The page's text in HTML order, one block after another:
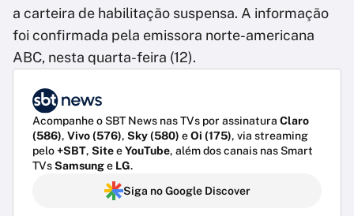
a carteira de habilitação suspensa. A informação
foi confirmada pela emissora norte-americana
ABC, nesta quarta-feira (12).
Acompanhe o SBT News nas TVs por assinatura Claro
(586), Vivo (576), Sky (580) eOi (175), via streaming
pelo+SBT, SiteeYouTube, além dos canais nas Smart
TVsSamsunge LG.
Siga no Google Discover